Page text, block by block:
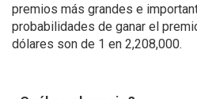
premios más grandes e
probabilidades de ganar el
dólares son de 1 en 2,208,000.